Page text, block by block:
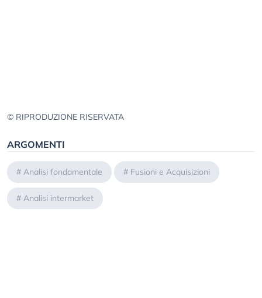
© RIPRODUZIONE RISERVATA
ARGOMENTI
# Analisi fondamentale # Fusioni e Acquisizioni
# Analisi intermarket